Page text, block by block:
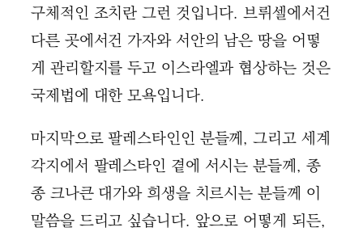
구체적인 조치란 그런 것입니다. 브뤼셀에서건
다른 곳에서건 가자와 서안의 남은 땅을 어떻
게 관리할지를 두고 이스라엘과 협상하는 것은
국제법에 대한 모욕입니다.
마지막으로 팔레스타인인 분들께, 그리고 세계
각지에서 팔레스타인 곁에 서시는 분들께, 종
종 크나큰 대가와 희생을 치르시는 분들께 이
말씀을 드리고 싶습니다. 앞으로 어떻게 되든,